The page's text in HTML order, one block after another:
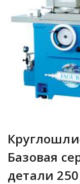
Базовая
детали